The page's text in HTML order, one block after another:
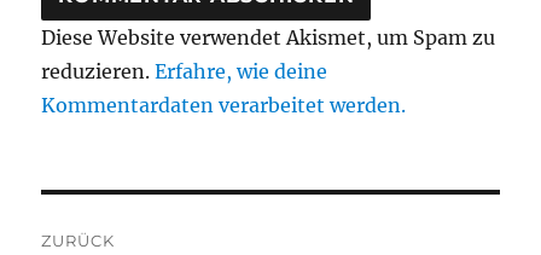
Diese Website verwendet Akismet, um Spam zu
reduzieren.Erfahre, wie deine
Kommentardaten verarbeitet werden.
ZURÜCK